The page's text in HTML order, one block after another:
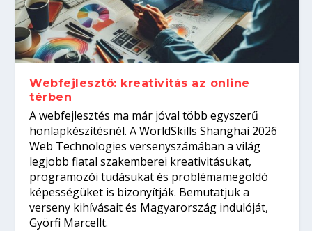
Hogyan készíts ATS-barát önéletrajzot?
Így növelheted az esélyedet az
állásinterjúra...
Kitalálod, mire használják ezeket a
gépeket?
Nem sikerült az egyetemi felvételi?
Tanulj szakmát!
Szoftverfejlesztő: verseny kódban –
amikor néhány sor program dönti el a
világversenyt...
Webfejlesztő: kreativitás az online
térben
A webfejlesztés ma már jóval több egyszerű
honlapkészítésnél. A WorldSkills Shanghai 2026
Web Technologies versenyszámában a világ
legjobb fiatal szakemberei kreativitásukat,
programozói tudásukat és problémamegoldó
képességüket is bizonyítják. Bemutatjuk a
verseny kihívásait és Magyarország indulóját,
Györfi Marcellt.